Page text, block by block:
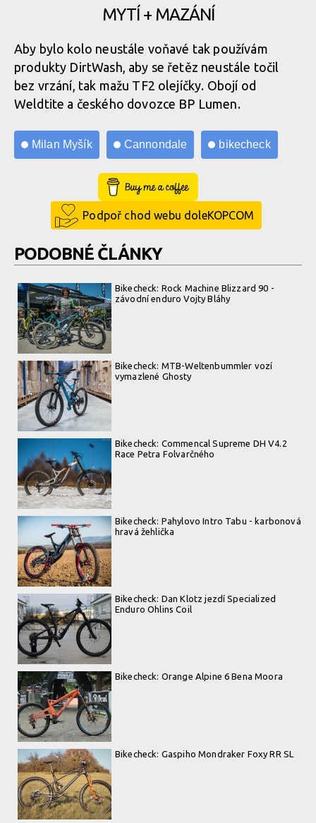
MYTÍ + MAZÁNÍ
Aby bylo kolo neustále voňavé tak používám
produkty DirtWash, aby se řetěz neustále točil
bez vrzání, tak mažu TF2 olejíčky. Obojí od
Weldtite a českého dovozce BP Lumen.
Milan Myšík Cannondale bikecheck
Buy Me a Coffee
Podpoř chod webu doleKOPCOM
PODOBNÉ ČLÁNKY
Bikecheck: Rock Machine Blizzard 90 -
závodní enduro Vojty Bláhy
Bikecheck: MTB-Weltenbummler vozí
vymazlené Ghosty
Bikecheck: Commencal Supreme DH V4.2
Race Petra Folvarčného
Bikecheck: Pahylovo Intro Tabu - karbonová
hravá žehlička
Bikecheck: Dan Klotz jezdí Specialized
Enduro Ohlins Coil
Bikecheck: Orange Alpine 6 Bena Moora
Bikecheck: Gaspiho Mondraker Foxy RR SL